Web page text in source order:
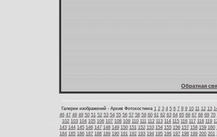
Обратная
Галереи изображений - Архив Фотохостинга 1 2 3 4 5 6 7 8 9 10 11 12 13
46 47 48 49 50 51 52 53 54 55 56 57 58 59 60 61 62 63 64 65 66 67 68 69 70
102 103 104 105 106 107 108 109 110 111 112 113 114 115 116 117 118 119
143 144 145 146 147 148 149 150 151 152 153 154 155 156 157 158 159 160
184 185 186 187 188 189 190 191 192 193 194 195 196 197 198 199 200 201